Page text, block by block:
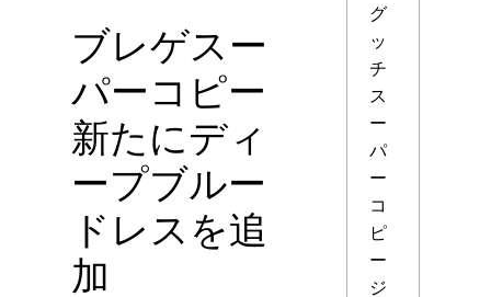
ブレゲスー
パーコピー
新たにディ
ープブルー
ドレスを追
加
グ
ッ
チ
ス
ー
パ
ー
コ
ピ
ー
ジ